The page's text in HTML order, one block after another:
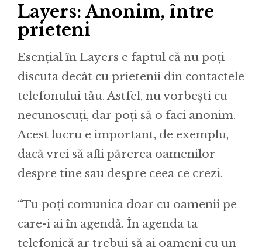
Layers: Anonim, între
prieteni
Esențial în Layers e faptul că nu poți
discuta decât cu prietenii din contactele
telefonului tău. Astfel, nu vorbești cu
necunoscuți, dar poți să o faci anonim.
Acest lucru e important, de exemplu,
dacă vrei să afli părerea oamenilor
despre tine sau despre ceea ce crezi.
“Tu poți comunica doar cu oamenii pe
care-i ai în agendă. În agenda ta
telefonică ar trebui să ai oameni cu un